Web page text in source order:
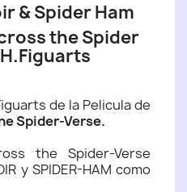
& Spider Ham
the Spider
de la Pelicula de
Spider-Verse.
the Spider-Verse
y SPIDER-HAM como